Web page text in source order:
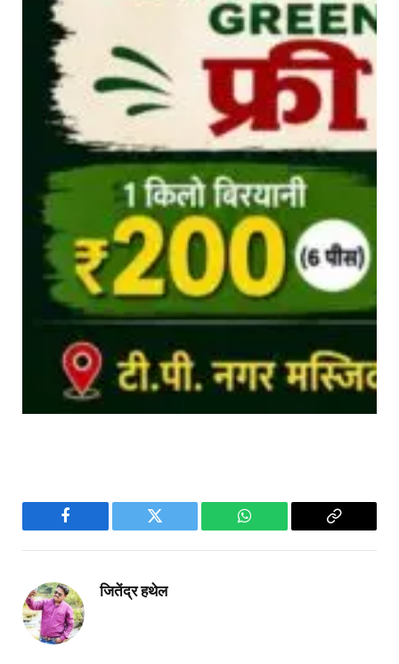
Facebook Twitter WhatsApp
Copy
जितेंद्र हथेल